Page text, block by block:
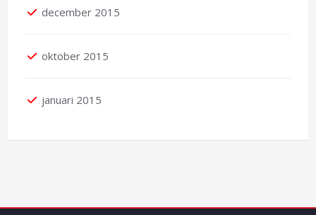
december 2015
oktober 2015
januari 2015